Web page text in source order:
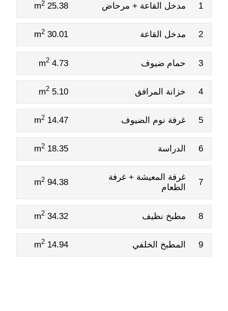
1 مدخل القاعة + مرحاض 25.38 m
2
2 مدخل القاعة 30.01 m
2
3 حمام ضيوف 4.73 m
2
4 خزانة المرافق 5.10 m
2
5 غرفة نوم الضيوف 14.47 m
2
6 الدراسة 18.35 m
2
7
غرفة المعيشة + غرفة
الطعام
94.38 m
2
8 مطبخ نظيف 34.32 m
2
9 المطبخ الخلفي 14.94 m
2